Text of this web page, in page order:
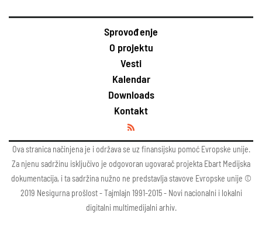
Sprovođenje
O projektu
Vesti
Kalendar
Downloads
Kontakt
Ova stranica načinjena je i održava se uz finansijsku pomoć Evropske unije.
Za njenu sadržinu isključivo je odgovoran ugovarač projekta Ebart Medijska
dokumentacija, i ta sadržina nužno ne predstavlja stavove Evropske unije ©
2019 Nesigurna prošlost - Tajmlajn 1991-2015 - Novi nacionalni i lokalni
digitalni multimedijalni arhiv.